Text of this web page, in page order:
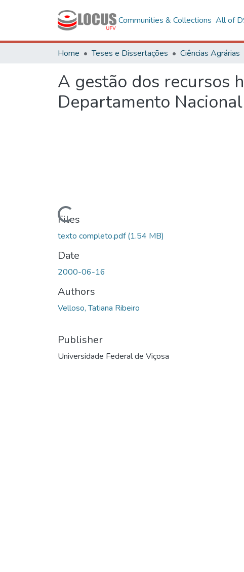
Communities & Collections All of
Home Teses e Dissertações Ciências Agrárias
A gestão dos recursos
Departamento
Loading...
Files
texto completo.pdf(1.54 MB)
Date
2000-06-16
Authors
Velloso, Tatiana Ribeiro
Publisher
Universidade Federal de Viçosa